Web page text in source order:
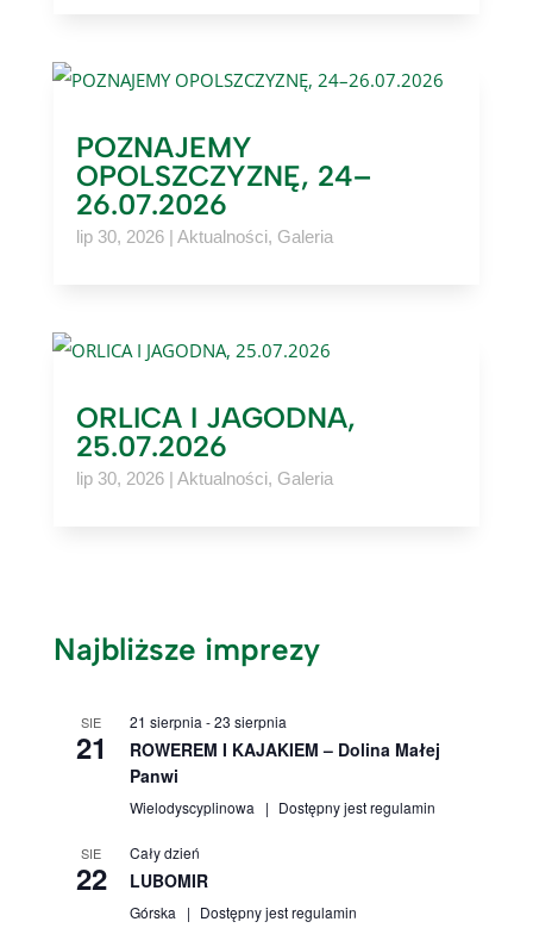
POZNAJEMY
OPOLSZCZYZNĘ, 24–
26.07.2026
lip 30, 2026| Aktualności, Galeria
ORLICA I JAGODNA,
25.07.2026
lip 30, 2026| Aktualności, Galeria
Najbliższe imprezy
SIE
21
21 sierpnia -23 sierpnia
ROWEREM I KAJAKIEM – Dolina Małej
Panwi
Wielodyscyplinowa Dostępny jest regulamin
SIE
22
Cały dzień
LUBOMIR
Górska Dostępny jest regulamin